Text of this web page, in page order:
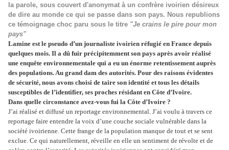
la parole, sous couvert d'anonymat à un confrère ivoirien désireux
de dire au monde ce qui se passe dans son pays. Nous republions
ce témoignage choc paru sous le titre "Je crains le pire pour mon
pays"
Lamine est le pseudo d’un journaliste ivoirien réfugié en France depuis
quelques mois. Il a dû fuir précipitemment son pays après avoir réalisé
une enquête environnementale qui a eu un énorme retentissement auprès
des populations. Au grand dam des autorités. Pour des raisons évidentes
de sécurité, nous avons choisi de taire son identité et tous les détails
susceptibles de l’identifier, ses proches résidant en Côte d’Ivoire.
Dans quelle circonstance avez-vous fui la Côte d’Ivoire ?
J’ai réalisé et diffusé un reportage environnemental. J’ai voulu à travers ce
reportage faire entendre la voix d’une couche sociale vulnérable dans la
société ivoirienne. Cette frange de la population manque de tout et se sent
exclue. Ce qui naturellement, réveille en elle un sentiment de révolte et de